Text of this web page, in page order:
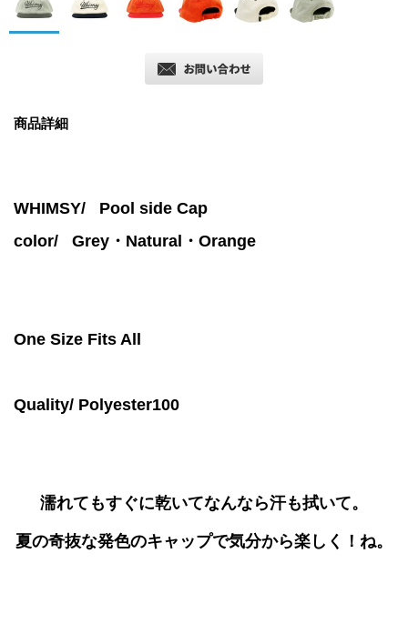
商品詳細
WHIMSY/ Pool side Cap
color/ Grey・Natural・Orange
One Size Fits All
Quality/ Polyester100
濡れてもすぐに乾いてなんなら汗も拭いて。
夏の奇抜な発色のキャップで気分から楽しく！ね。